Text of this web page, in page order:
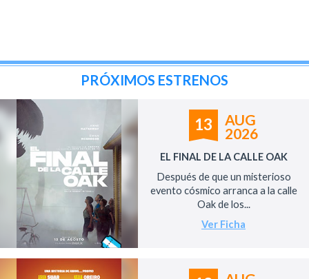
PRÓXIMOS ESTRENOS
13
AUG
2026
EL FINAL DE LA CALLE OAK
Después de que un misterioso
evento cósmico arranca a la calle
Oak de los...
Ver Ficha